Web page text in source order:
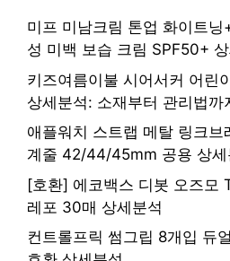
미프 미남크림 톤업 화이트
성 미백 보습 크림 SPF50+
키즈여름이불 시어서커 어린
상세분석: 소재부터 관리법까
애플워치 스트랩 메탈 링크브
계줄 42/44/45mm 공용 상세
[호환] 에코백스 디봇 오즈모
레포 30매 상세분석
컨트롤프릭 썸그립 8개입 듀